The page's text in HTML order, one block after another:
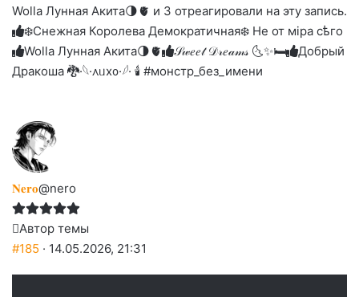
до
слез
Wolla Лунная Акита🌗🫀 и 3 отреагировали на эту запись.
❄️Снежная Королева Демократичная❄️ Не от мiра сѣго
Wolla Лунная Акита🌗🫀
𝒮𝓌𝑒𝑒𝓉 𝒟𝓇𝑒𝒶𝓂𝓈 🌜✨🛏️
Добрый
Дракоша 🐉·𓆩·᧘ᥙх᧐·𓆪· 🕯 #монстр_без_имени
𝐍𝐞𝐫𝐨@nero
Автор темы
#185 · 14.05.2026, 21:31